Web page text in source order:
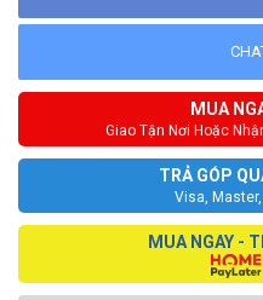
MUA
Giao Tận Nơi Hoặc
TRẢ GÓP
Visa,
MUA NGAY -